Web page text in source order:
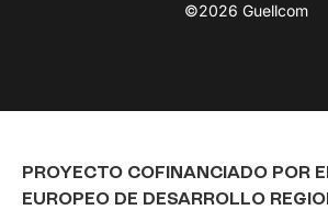
©2026 Guellcom
PROYECTO COFINANCIADO POR
EUROPEO DE DESARROLLO